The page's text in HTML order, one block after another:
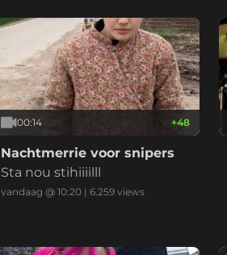
00:14 +48
Nachtmerrie voor snipers
Sta nou stihiiiilll
vandaag @ 10:20| 6.259views